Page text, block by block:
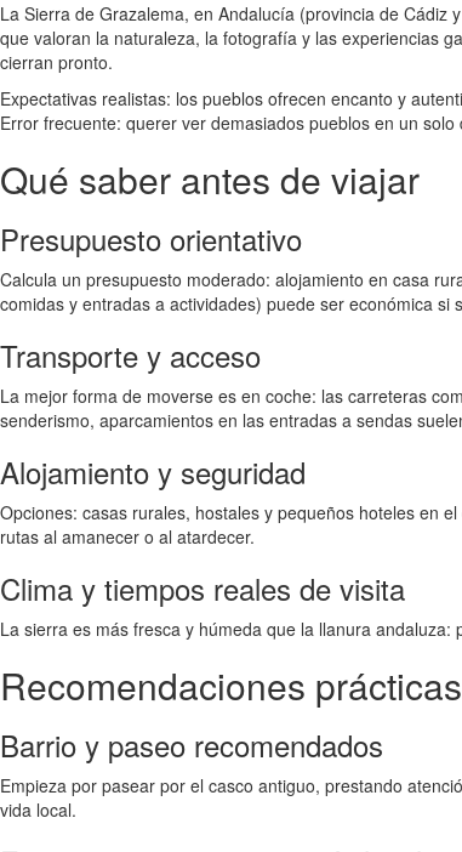
La Sierra de Grazalema, en Andalucía (provincia de
que valoran la naturaleza, la fotografía y las experiencias
cierran pronto.
Expectativas realistas: los pueblos ofrecen encanto y
Error frecuente: querer ver demasiados pueblos en un
Qué saber antes de viajar
Presupuesto orientativo
Calcula un presupuesto moderado: alojamiento en casa
comidas y entradas a actividades) puede ser económica si
Transporte y acceso
La mejor forma de moverse es en coche: las carreteras
senderismo, aparcamientos en las entradas a sendas
Alojamiento y seguridad
Opciones: casas rurales, hostales y pequeños hoteles en
rutas al amanecer o al atardecer.
Clima y tiempos reales de visita
La sierra es más fresca y húmeda que la llanura
Recomendaciones prácticas
Barrio y paseo recomendados
Empieza por pasear por el casco antiguo, prestando
vida local.